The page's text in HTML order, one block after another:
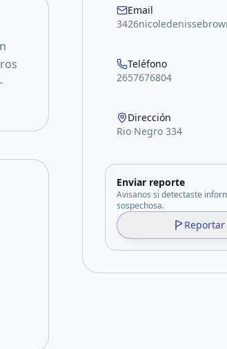
Compartir en Facebook
Email
Teléfono
2657676804
Dirección
Rio Negro 334
Enviar reporte
Avisanos si detectaste
sospechosa.